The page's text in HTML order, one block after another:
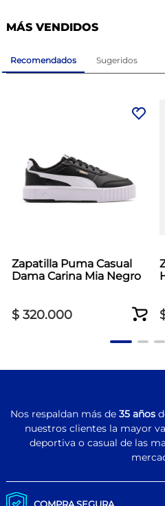
MÁS VENDIDOS
Recomendados Sugeridos
Zapatilla Puma Casual
Dama Carina Mia Negro
$ 320.000
Nos respaldan más de 35 años
nuestros clientes la mayor
deportiva o casual de las